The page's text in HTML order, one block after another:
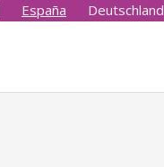
España Deutschland